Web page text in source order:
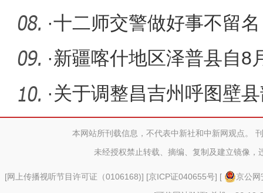
·十二师交警做好事不留
手写信感
·新疆喀什地区泽普县自8
低风险等
·关于调整昌吉州呼图壁
的通告
本网站所刊载信息，不代表中新社和中新网观点。
未经授权禁止转载、摘编、复制及建立镜像，
[网上传播视听节目许可证（0106168)] [京ICP证040655号] [
京公